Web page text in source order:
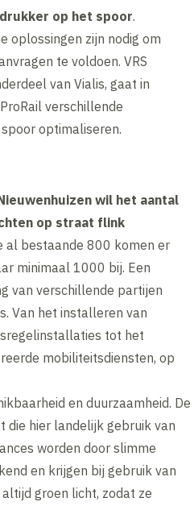
op het spoor.
oplossingen zijn nodig om
te voldoen. VRS
van Vialis, gaat in
verschillende
optimaliseren.
wil het aantal
op straat flink
al bestaande 800 komen er
minimaal 1000 bij. Een
van verschillende partijen
Van het installeren van
tot het
mobiliteitsdiensten, op
en duurzaamheid.
die hier landelijk gebruik van
worden door slimme
en krijgen bij gebruik van
groen licht, zodat ze